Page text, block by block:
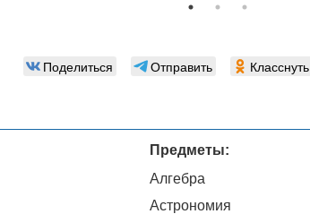
Поделиться Отправить Класснуть
Предметы:
Алгебра
Астрономия